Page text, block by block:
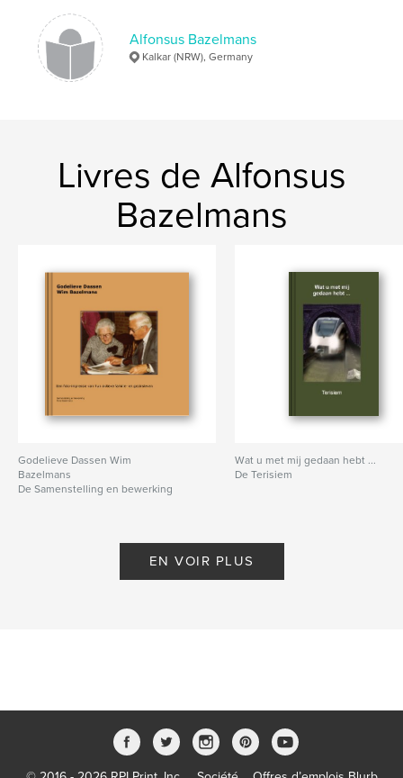
Alfonsus Bazelmans
Kalkar (NRW), Germany
Livres de Alfonsus
Bazelmans
Godelieve Dassen Wim
Bazelmans
De Samenstelling en bewerking
Wat u met mij gedaan hebt ...
De Terisiem
EN VOIR PLUS